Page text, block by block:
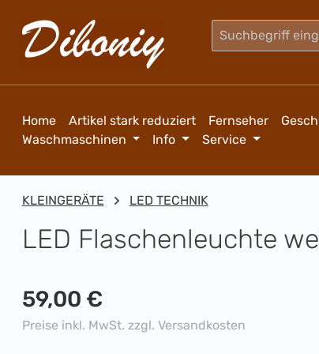
Hauptinhalt springen
Zur Suche springen
Zur Hauptnavigation springen
Home Artikel stark reduziert Fernseher
Waschmaschinen
Info Service
KLEINGERÄTE LED TECHNIK
LED Flaschenleuchte
Regulärer Preis:
59,00 €
Preise inkl. MwSt. zzgl. Versandkosten